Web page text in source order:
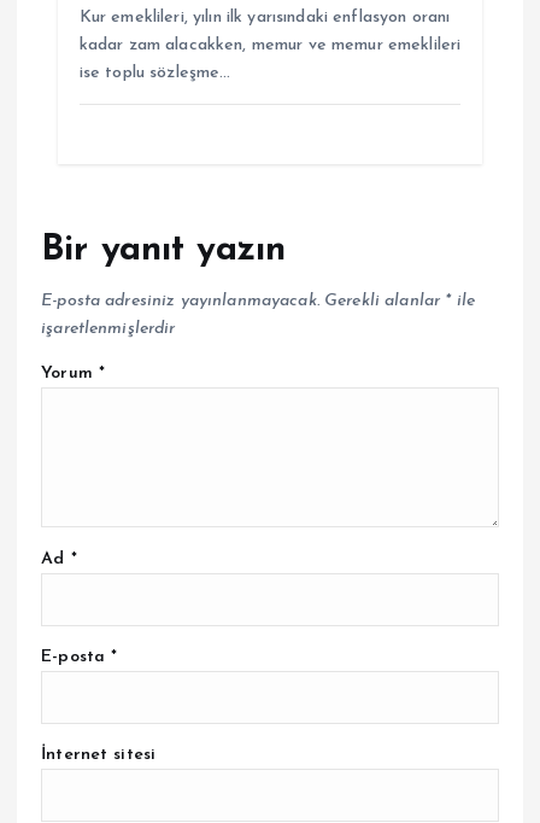
Kur emeklileri, yılın ilk yarısındaki enflasyon oranı
kadar zam alacakken, memur ve memur emeklileri
ise toplu sözleşme…
Bir yanıt yazın
E-posta adresiniz yayınlanmayacak. Gerekli alanlar *ile
işaretlenmişlerdir
Yorum *
Ad *
E-posta*
İnternet sitesi